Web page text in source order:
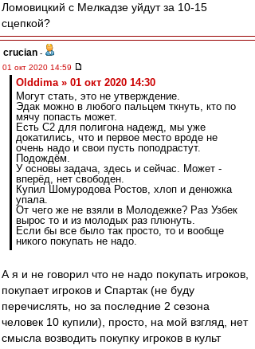
Ломовицкий с Мелкадзе уйдут за 10-15
сцепкой?
crucian -
01 окт 2020 14:59
Olddima » 01 окт 2020 14:30
Могут стать, это не утверждение.
Эдак можно в любого пальцем ткнуть, кто по
мячу попасть может.
Есть С2 для полигона надежд, мы уже
докатились, что и первое место вроде не
очень надо и свои пусть поподрастут.
Подождём.
У основы задача, здесь и сейчас. Может -
вперёд, нет свободен.
Купил Шомуродова Ростов, хлоп и денюжка
упала.
От чего же не взяли в Молодежке? Раз Узбек
вырос то и из молодых раз плюнуть.
Если бы все было так просто, то и вообще
никого покупать не надо.
А я и не говорил что не надо покупать игроков,
покупает игроков и Спартак (не буду
перечислять, но за последние 2 сезона
человек 10 купили), просто, на мой взгляд, нет
смысла возводить покупку игроков в культ